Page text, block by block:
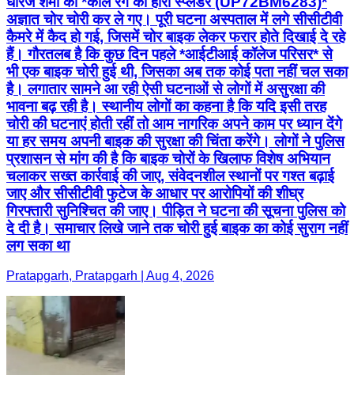
अज्ञात चोर चोरी कर ले गए। पूरी घटना अस्पताल में लगे सीसीटीवी
कैमरे में कैद हो गई, जिसमें चोर बाइक लेकर फरार होते दिखाई दे रहे
हैं। गौरतलब है कि कुछ दिन पहले *आईटीआई कॉलेज परिसर* से
भी एक बाइक चोरी हुई थी, जिसका अब तक कोई पता नहीं चल सका
है। लगातार सामने आ रही ऐसी घटनाओं से लोगों में असुरक्षा की
भावना बढ़ रही है। स्थानीय लोगों का कहना है कि यदि इसी तरह
चोरी की घटनाएं होती रहीं तो आम नागरिक अपने काम पर ध्यान देंगे
या हर समय अपनी बाइक की सुरक्षा की चिंता करेंगे। लोगों ने पुलिस
प्रशासन से मांग की है कि बाइक चोरों के खिलाफ विशेष अभियान
चलाकर सख्त कार्रवाई की जाए, संवेदनशील स्थानों पर गश्त बढ़ाई
जाए और सीसीटीवी फुटेज के आधार पर आरोपियों की शीघ्र
गिरफ्तारी सुनिश्चित की जाए। पीड़ित ने घटना की सूचना पुलिस को
दे दी है। समाचार लिखे जाने तक चोरी हुई बाइक का कोई सुराग नहीं
लग सका था
Pratapgarh, Pratapgarh | Aug 4, 2026